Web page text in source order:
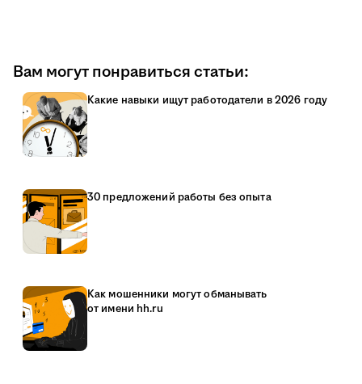
Вам могут понравиться статьи:
Какие навыки ищут работодатели в 2026 году
30 предложений работы без опыта
Как мошенники могут обманывать
от имени hh.ru